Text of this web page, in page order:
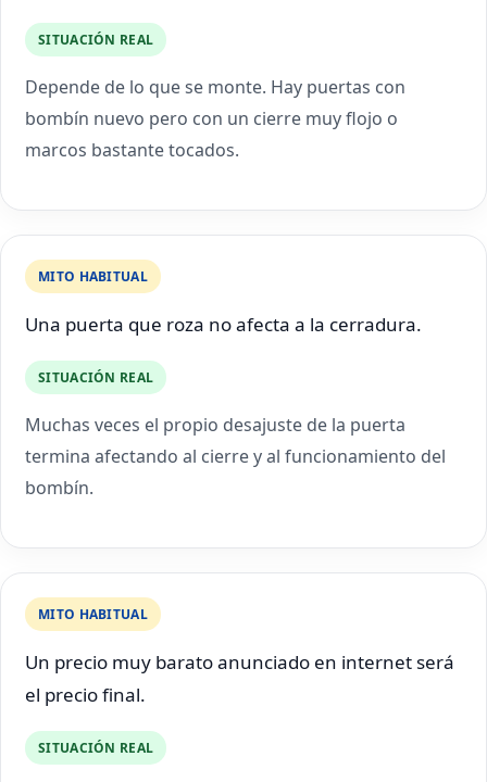
SITUACIÓN REAL
Depende de lo que se monte. Hay puertas con
bombín nuevo pero con un cierre muy flojo o
marcos bastante tocados.
MITO HABITUAL
Una puerta que roza no afecta a la cerradura.
SITUACIÓN REAL
Muchas veces el propio desajuste de la puerta
termina afectando al cierre y al funcionamiento del
bombín.
MITO HABITUAL
Un precio muy barato anunciado en internet será
el precio final.
SITUACIÓN REAL